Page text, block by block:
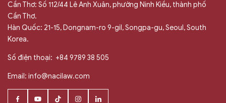
Cần Thơ: Số 112/44 Lê Anh Xuân, phường Ninh Kiều, thành phố
Cần Thơ.
Hàn Quốc: 21-15, Dongnam-ro 9-gil, Songpa-gu, Seoul, South
Korea.
Số điện thoại: +84 9789 38 505
Email: info@nacilaw.com